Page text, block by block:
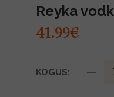
Reyka
41.99€
KOGUS: